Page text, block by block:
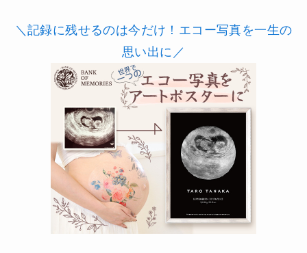
＼記録に残せるのは今だけ！エコー写真を一生の
思い出に／